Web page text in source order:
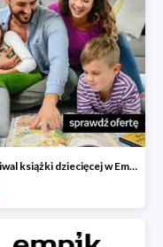
Festiwal książki dziecięcej w Empiku do -40%